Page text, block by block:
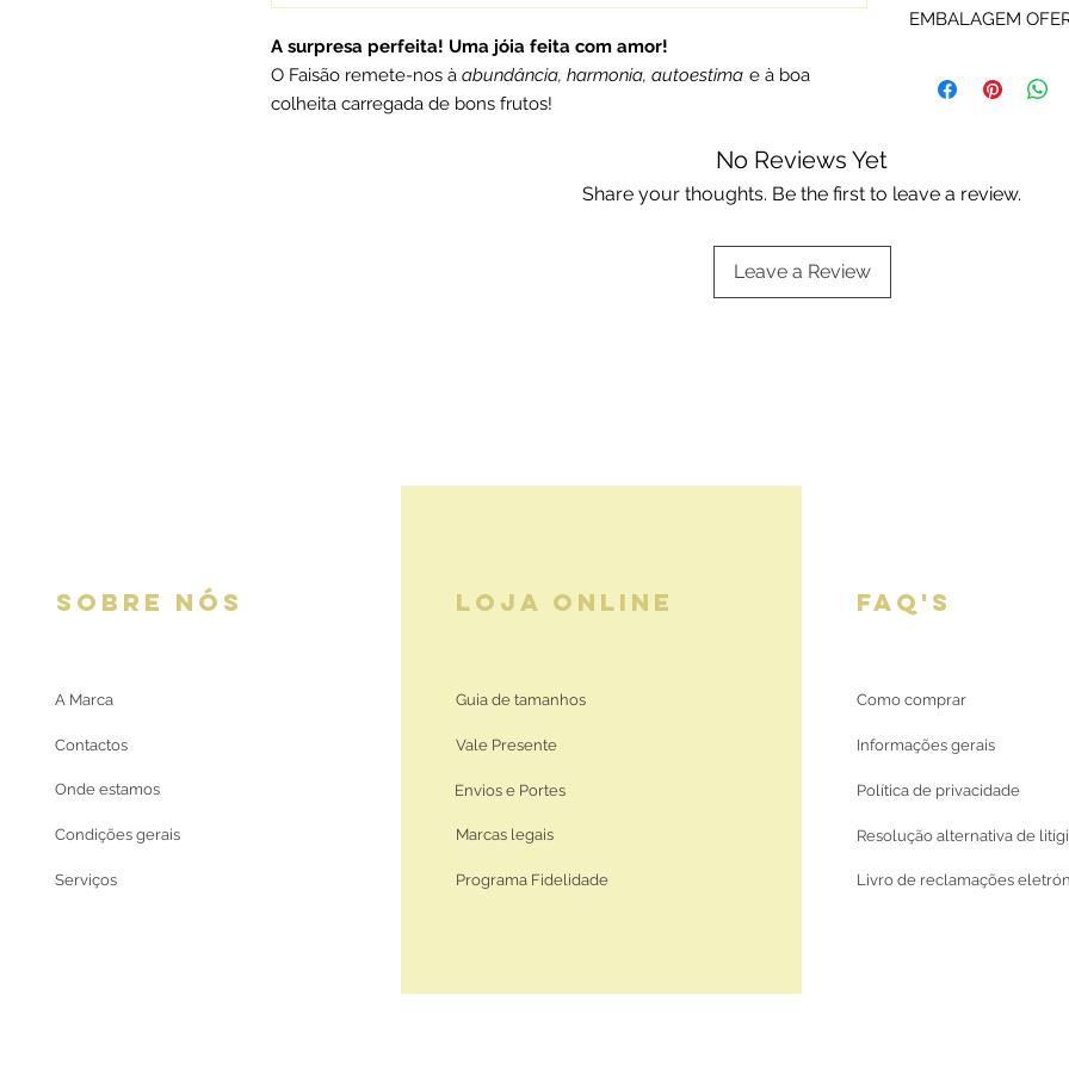
A surpresa perfeita! Uma jóia feita com amor!
O Faisão remete-nos à abundância, harmonia, autoestima e à boa
colheita carregada de bons frutos!
Rota do Ouro são
EMBALAGEM
ou da marca.
No Reviews Yet
Share your thoughts. Be the first to leave a review.
Leave a Review
SOBRE NÓS
A Marca
Contactos
Onde estamos
Condições gerais
Serviços
LOJA ONLINE
Guia de tamanhos
Vale Presente
Envios e Portes
Marcas legais
Programa Fidelidade
FAQ'S
Como comprar
Informações gerais
Política de privacidade
Resolução alternativa de
Livro de reclamações